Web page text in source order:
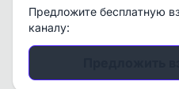
Предложите бесплатную
каналу: